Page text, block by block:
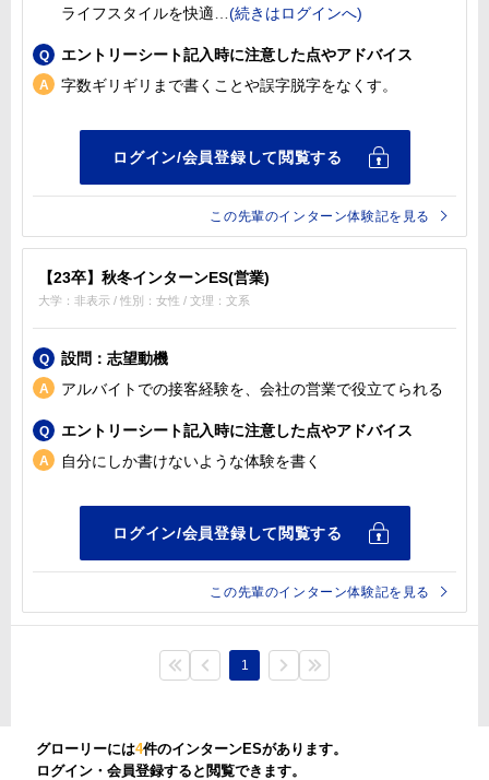
ライフスタイルを快適
エントリーシート記入時に注意した点やアドバイス
字数ギリギリまで書くことや誤字脱字をなくす。
この先輩のインターン体験記を見る
【23卒】秋冬インターンES(営業)
大学：非表示 / 性別：女性 / 文理：文系
設問：志望動機
アルバイトでの接客経験を、会社の営業で役立てられる
エントリーシート記入時に注意した点やアドバイス
自分にしか書けないような体験を書く
この先輩のインターン体験記を見る
1
グローリーには4件のインターンESがあります。
ログイン・会員登録すると閲覧できます。